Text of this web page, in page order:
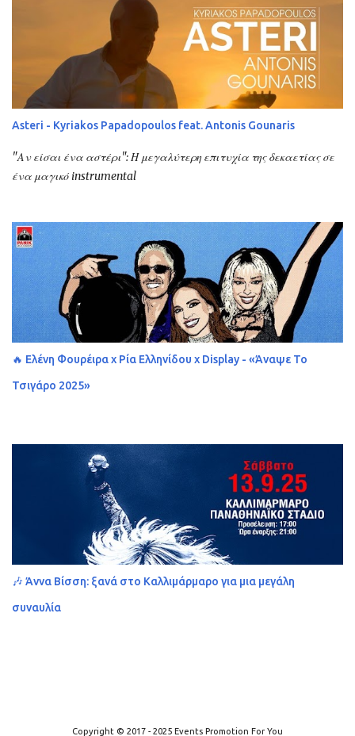
Asteri - Kyriakos Papadopoulos feat. Antonis Gounaris
"Αν είσαι ένα αστέρι": Η μεγαλύτερη επιτυχία της δεκαετίας σε
ένα μαγικό instrumental
🔥 Ελένη Φουρέιρα x Ρία Ελληνίδου x Display - «Άναψε Το
Τσιγάρο 2025»
🎶 Άννα Βίσση: ξανά στο Καλλιμάρμαρο για μια μεγάλη
συναυλία
Copyright © 2017 - 2025 Events Promotion For You